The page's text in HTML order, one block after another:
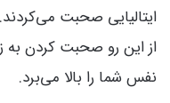
ایتالیایی صحبت می‌کردند.
از این رو صحبت کردن به
نفس شما را بالا می‌برد.